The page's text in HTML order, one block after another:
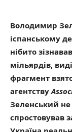
Володимир
іспанському
нібито
мільярдів,
фрагмент
агентству
Зеленський